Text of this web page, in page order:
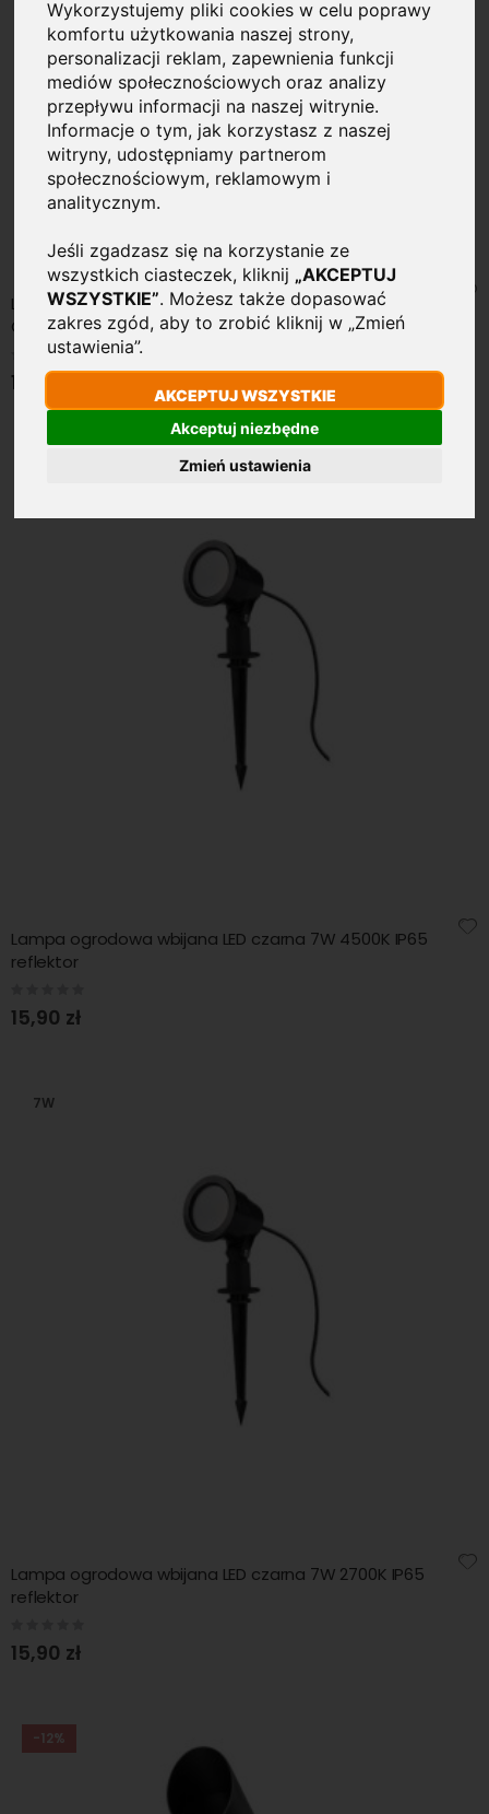
Wykorzystujemy pliki cookies w celu poprawy
komfortu użytkowania naszej strony,
personalizacji reklam, zapewnienia funkcji
mediów społecznościowych oraz analizy
przepływu informacji na naszej witrynie.
Informacje o tym, jak korzystasz z naszej
witryny, udostępniamy partnerom
społecznościowym, reklamowym i
analitycznym.
Jeśli zgadzasz się na korzystanie ze
wszystkich ciasteczek, kliknij „AKCEPTUJ
WSZYSTKIE”. Możesz także dopasować
zakres zgód, aby to zrobić kliknij w „Zmień
ustawienia”.
AKCEPTUJ WSZYSTKIE
Akceptuj niezbędne
Zmień ustawienia
Lampa solarna LED wbijana Pochodnia 1,2W 30LM Czarna
Czujnik Zmierzchu
Rating:
13,95 zł
Lampa ogrodowa wbijana LED czarna 7W 4500K IP65
reflektor
15,90 zł
7W
Lampa ogrodowa wbijana LED czarna 7W 2700K IP65
reflektor
15,90 zł
-12%